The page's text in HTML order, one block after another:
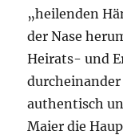
„heilenden
der Nase
Heirats- und
authentisch
Maier die